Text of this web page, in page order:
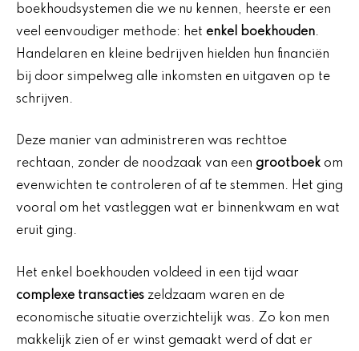
boekhoudsystemen die we nu kennen, heerste er een
veel eenvoudiger methode: het enkel boekhouden.
Handelaren en kleine bedrijven hielden hun financiën
bij door simpelweg alle inkomsten en uitgaven op te
schrijven.
Deze manier van administreren was rechttoe
rechtaan, zonder de noodzaak van een grootboek om
evenwichten te controleren of af te stemmen. Het ging
vooral om het vastleggen wat er binnenkwam en wat
eruit ging.
Het enkel boekhouden voldeed in een tijd waar
complexe transacties zeldzaam waren en de
economische situatie overzichtelijk was. Zo kon men
makkelijk zien of er winst gemaakt werd of dat er